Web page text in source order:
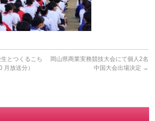
とつくるこち
月放送分）
岡山県商業実務競技大会にて個人2名
中国大会出場決定 →